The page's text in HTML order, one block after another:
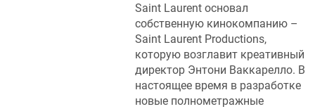
Saint Laurent основал
собственную кинокомпанию –
Saint Laurent Productions,
которую возглавит креативный
директор Энтони Ваккарелло. В
настоящее время в разработке
новые полнометражные